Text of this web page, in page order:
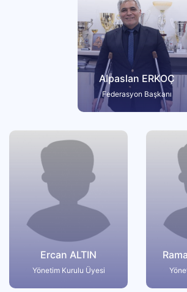
Alpaslan ERKOÇ
Federasyon Başkanı
Ercan ALTIN
Yönetim Kurulu Üyesi